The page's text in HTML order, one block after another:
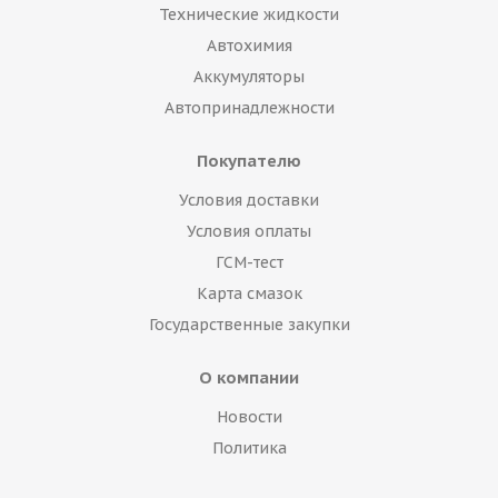
Технические жидкости
Автохимия
Аккумуляторы
Автопринадлежности
Покупателю
Условия доставки
Условия оплаты
ГСМ-тест
Карта смазок
Государственные закупки
О компании
Новости
Политика